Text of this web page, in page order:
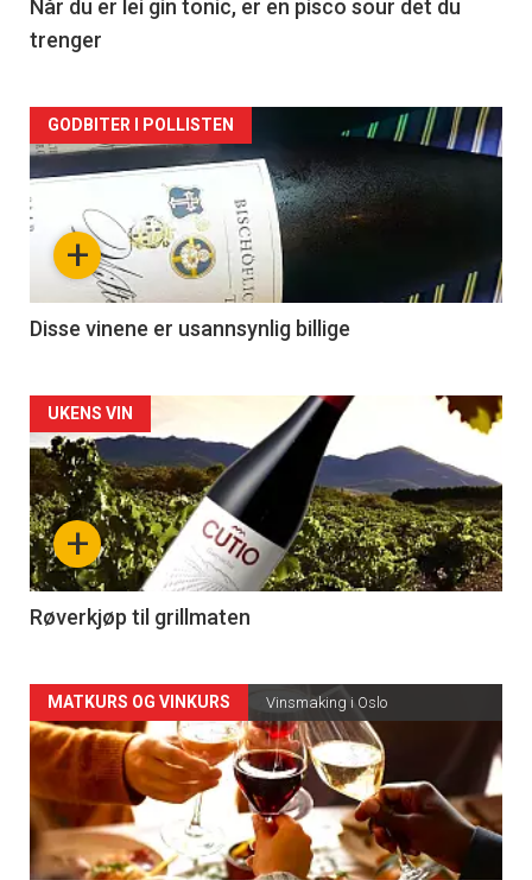
2
Når du er lei gin tonic, er en pisco sour det du
trenger
Forsiden
akkurat
nå
3
+
GODBITER I POLLISTEN
Disse vinene er usannsynlig billige
Forsiden
akkurat
nå
-
4
+
UKENS VIN
Røverkjøp til grillmaten
Forsiden
akkurat
nå
-
MATKURS OG VINKURS Vinsmaking i Oslo